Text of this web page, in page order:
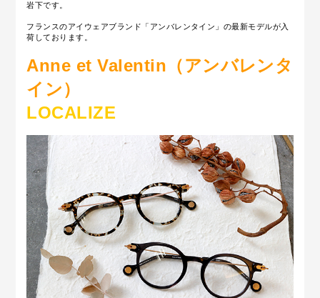
岩下です。
フランスのアイウェアブランド「アンバレンタイン」の最新モデルが入
荷しております。
Anne et Valentin（アンバレンタ
イン）
LOCALIZE